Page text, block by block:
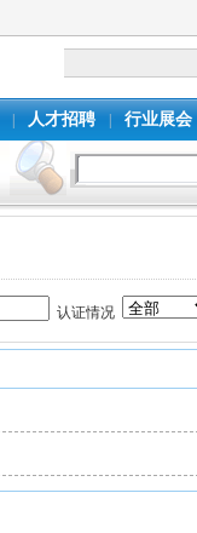
人才招聘 行业展会
认证情况